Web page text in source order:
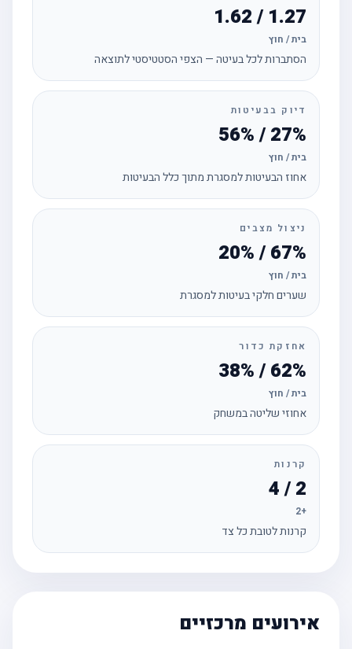
1.27 / 1.62
בית / חוץ
הסתברות לכל בעיטה — הצפי הסטטיסטי לתוצאה
דיוק בבעיטות
27% / 56%
בית / חוץ
אחוז הבעיטות למסגרת מתוך כלל הבעיטות
ניצול מצבים
67% / 20%
בית / חוץ
שערים חלקי בעיטות למסגרת
אחזקת כדור
62% / 38%
בית / חוץ
אחוזי שליטה במשחק
קרנות
קרנות לטובת כל צד
אירועים מרכזיים